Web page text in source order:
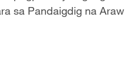
sa Pandaigdig na Araw